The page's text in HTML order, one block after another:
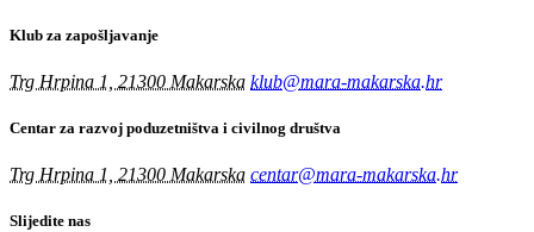
Klub za zapošljavanje
Trg Hrpina 1, 21300 Makarska klub@mara-makarska.hr
Centar za razvoj poduzetništva i civilnog društva
Trg Hrpina 1, 21300 Makarska centar@mara-makarska.hr
Slijedite nas